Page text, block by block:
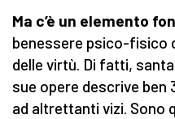
Ma c’è un elemento
benessere psico-fisico
delle virtù. Di fatti,
sue opere descrive ben
ad altrettanti vizi. Sono